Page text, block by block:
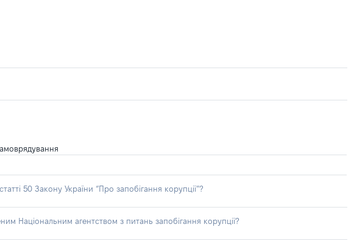
50 Закону України “Про запобігання корупції”?
Національним агентством з питань запобігання корупції?